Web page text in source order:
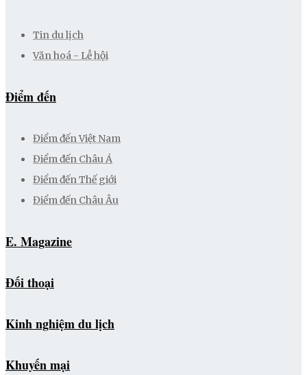
Tin du lịch
Văn hoá - Lễ hội
Điểm đến
Điểm đến Việt Nam
Điểm đến Châu Á
Điểm đến Thế giới
Điểm đến Châu Âu
E. Magazine
Đối thoại
Kinh nghiệm du lịch
Khuyến mại